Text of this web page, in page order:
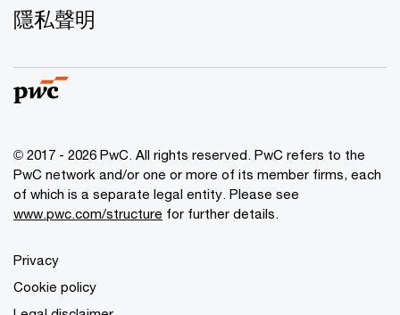
隱私聲明
© 2017 - 2026 PwC. All rights reserved. PwC refers to the
PwC network and/or one or more of its member firms, each
of which is a separate legal entity. Please see
www.pwc.com/structure for further details.
Privacy
Cookie policy